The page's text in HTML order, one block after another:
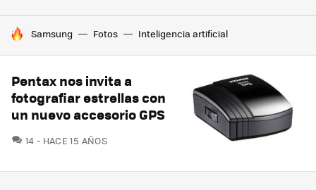
HOY SE HABLA DE
Samsung Fotos Inteligencia artificial
Pentax nos invita a
fotografiar estrellas con
un nuevo accesorio GPS
14 COMENTARIOS
HACE 15 AÑOS